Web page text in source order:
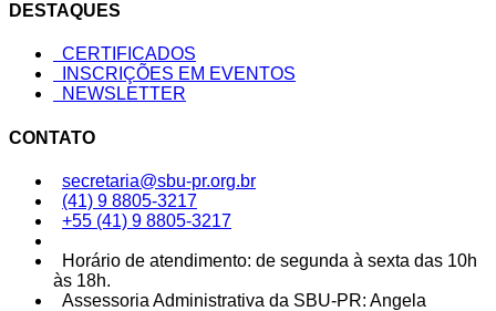
DESTAQUES
CERTIFICADOS
INSCRIÇÕES EM EVENTOS
NEWSLETTER
CONTATO
secretaria@sbu-pr.org.br
(41) 9 8805-3217
+55 (41) 9 8805-3217
Horário de atendimento: de segunda à sexta das 10h
às 18h.
Assessoria Administrativa da SBU-PR: Angela